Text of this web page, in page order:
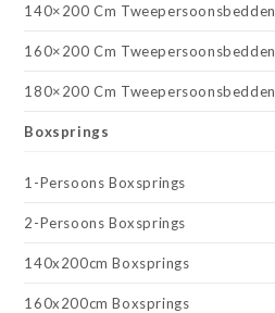
140×200 Cm Tweepersoonsbedden
160×200 Cm Tweepersoonsbedden
180×200 Cm Tweepersoonsbedden
Boxsprings
1-Persoons Boxsprings
2-Persoons Boxsprings
140x200cm Boxsprings
160x200cm Boxsprings